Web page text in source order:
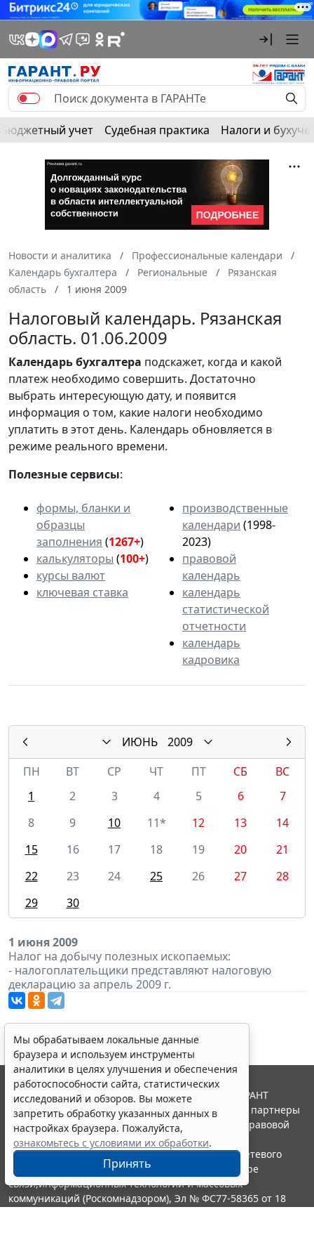
Бюджетный учет Судебная практика Налоги и
Новости и аналитика
Профессиональные календари
Календарь бухгалтера
Региональные
Рязанская
область
1 июня 2009
Налоговый календарь. Рязанская
область. 01.06.2009
Календарьбухгалтера подскажет, когда и какой
платеж необходимо совершить. Достаточно
выбрать интересующую дату, и появится
информация о том, какие налоги необходимо
уплатить в этот день. Календарь обновляется в
режиме реального времени.
Полезные сервисы:
формы, бланки и
образцы
заполнения (1267+)
калькуляторы (100+)
курсы валют
ключевая ставка
производственные
календари (1998-
2023)
правовой
календарь
календарь
статистической
отчетности
календарь
кадровика
ИЮНЬ
2009
ПН
ВТ СР ЧТ ПТ СБ
ВС
1
2 3 4 5 6
7
8
9 10 11* 12 13
14
15
16 17 18 19 20
21
22
23 24 25 26 27
28
29
30
1 июня 2009
Налог на добычу полезных ископаемых:
- налогоплательщики представляют налоговую
декларацию за апрель 2009 г.
Мы обрабатываем локальные данные
браузера и используем инструменты
аналитики в целях улучшения и обеспечения
работоспособности сайта, статистических
исследований и обзоров. Вы можете
запретить обработку указанных данных в
настройках браузера. Пожалуйста,
ознакомьтесь с условиями их обработки.
Принять
© ООО "НПП "ГАРАНТ-СЕРВИС", 2026. Система ГАРАНТ
выпускается с 1990 года. Компания "Гарант" и ее партнеры
являются участниками Российской ассоциации правовой
информации ГАРАНТ.
Портал ГАРАНТ.РУ зарегистрирован в качестве сетевого
издания Федеральной службой по надзору в сфере
связи,информационных технологий и массовых
коммуникаций (Роскомнадзором), Эл № ФС77-58365 от 18